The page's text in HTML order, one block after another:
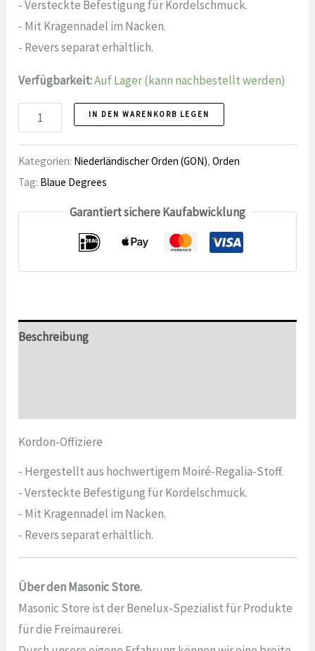
- Versteckte Befestigung für Kordelschmuck.
- Mit Kragennadel im Nacken.
- Revers separat erhältlich.
Verfügbarkeit:Auf Lager (kann nachbestellt werden)
Nummer
des
Cordon
Officer
IN DEN WARENKORB LEGEN
Kategorien: Niederländischer Orden (GON),Orden
Tag: Blaue Degrees
Garantiert sichere Kaufabwicklung
Beschreibung
Kordon-Offiziere
- Hergestellt aus hochwertigem Moiré-Regalia-Stoff.
- Versteckte Befestigung für Kordelschmuck.
- Mit Kragennadel im Nacken.
- Revers separat erhältlich.
Über den Masonic Store.
Masonic Store ist der Benelux-Spezialist für Produkte
für die Freimaurerei.